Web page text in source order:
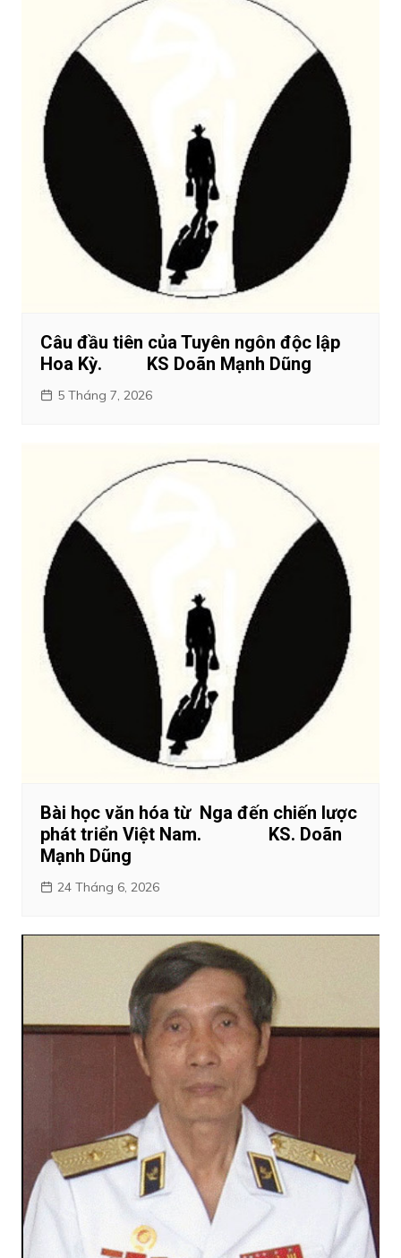
Câu đầu tiên của Tuyên ngôn độc lập
Hoa Kỳ. KS Doãn Mạnh Dũng
5 Tháng 7, 2026
Bài học văn hóa từ Nga đến chiến lược
phát triển Việt Nam. KS. Doãn
Mạnh Dũng
24 Tháng 6, 2026